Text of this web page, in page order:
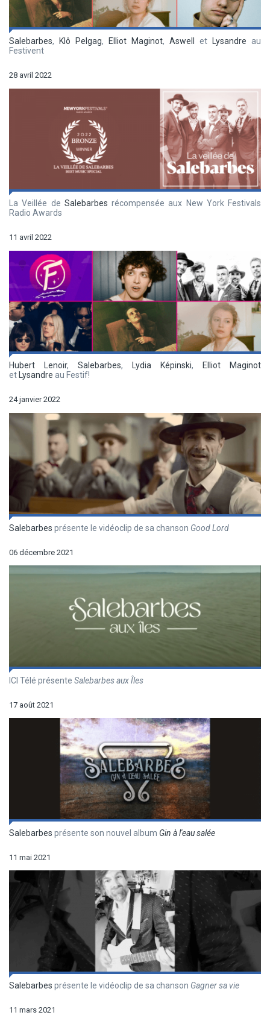
Salebarbes, Klô Pelgag, Elliot Maginot, Aswell et Lysandre au
Festivent
28 avril 2022
La Veillée de Salebarbes récompensée aux New York Festivals
Radio Awards
11 avril 2022
Hubert Lenoir, Salebarbes, Lydia Képinski,
Elliot Maginot
et Lysandre au Festif!
24 janvier 2022
Salebarbes présente le vidéoclip de sa chanson Good Lord
06 décembre 2021
ICI Télé présente Salebarbes aux Îles
17 août 2021
Salebarbes présente son nouvel album Gin à l'eau salée
11 mai 2021
Salebarbes présente le vidéoclip de sa chanson Gagner sa vie
11 mars 2021